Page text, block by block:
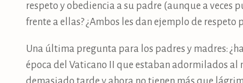
respeto y obediencia a su padre (aunque a veces
frente a ellas? ¿Ambos les dan ejemplo de respeto
Una última pregunta para los padres y madres:
época del Vaticano II que estaban adormilados